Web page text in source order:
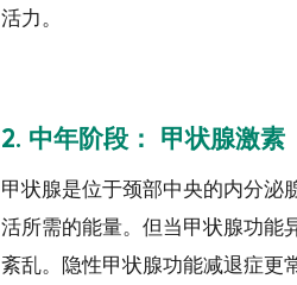
活力。
2. 中年阶段： 甲状腺激素
甲状腺是位于颈部中央的内分
活所需的能量。但当甲状腺功能
紊乱。 隐性甲状腺功能减退症更